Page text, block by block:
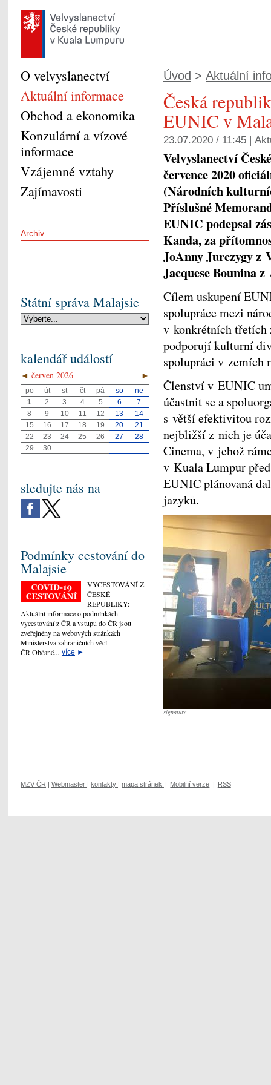
Úvod > Aktuální
Česká
EUNIC v
23.07.2020 / 11:45 |
Velvyslanectví
července 2020
(Národních
Příslušné
EUNIC podepsal
Kanda, za
JoAnny Jurczygy z
Jacquese Bounina
Cílem uskupení
spolupráce mezi
v konkrétních třetích
podporují kulturní
spolupráci v zemích
Členství v EUNIC
účastnit se a
s větší efektivitou
nejbližší z nich je
Cinema, v jehož
v Kuala Lumpur
EUNIC plánovaná
jazyků.
signature
O velvyslanectví
Aktuální informace
Obchod a ekonomika
Konzulární a vízové
informace
Vzájemné vztahy
Zajímavosti
Archiv
Státní správa Malajsie
kalendář událostí
◄ ►
červen 2026
po út st čt pá so
ne
1
2 3 4 5 6
7
8
9 10 11 12 13
14
15
16 17 18 19 20
21
22
23 24 25 26 27
28
29
30
sledujte nás na
Podmínky cestování do
Malajsie
VYCESTOVÁNÍ Z
ČESKÉ
REPUBLIKY:
Aktuální informace o podmínkách
vycestování z ČR a vstupu do ČR jsou
zveřejněny na webových stránkách
Ministerstva zahraničních věcí
ČR.Občané... více ►
MZV ČR | Webmaster | kontakty | mapa stránek | Mobilní verze | RSS